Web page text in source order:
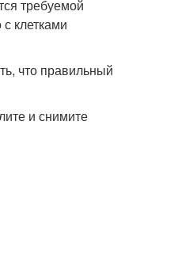
требуемой
клетками
что правильный
и снимите